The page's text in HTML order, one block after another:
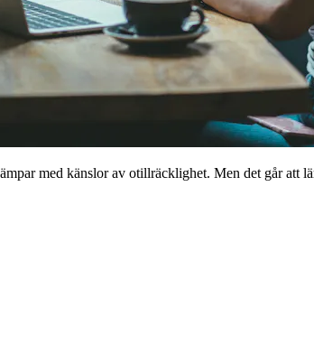
med känslor av otillräcklighet. Men det går att